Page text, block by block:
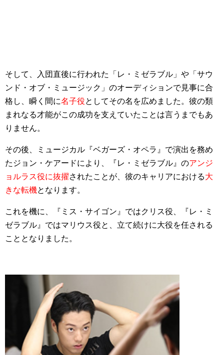
そして、入団直後に行われた「レ・ミゼラブル」や「サウ
ンド・オブ・ミュージック」のオーディションで見事に合
格し、瞬く間に名子役としてその名を広めました。彼の類
まれなる才能がこの成功を支えていたことは言うまでもあ
りません。
その後、ミュージカル『ベガーズ・オペラ』で演出を務め
たジョン・ケアードにより、『レ・ミゼラブル』のアンジ
ョルラス役に抜擢されたことが、彼のキャリアにおける大
きな転機となります。
これを機に、『ミス・サイゴン』ではクリス役、『レ・ミ
ゼラブル』ではマリウス役と、立て続けに大役を任される
こととなりました。